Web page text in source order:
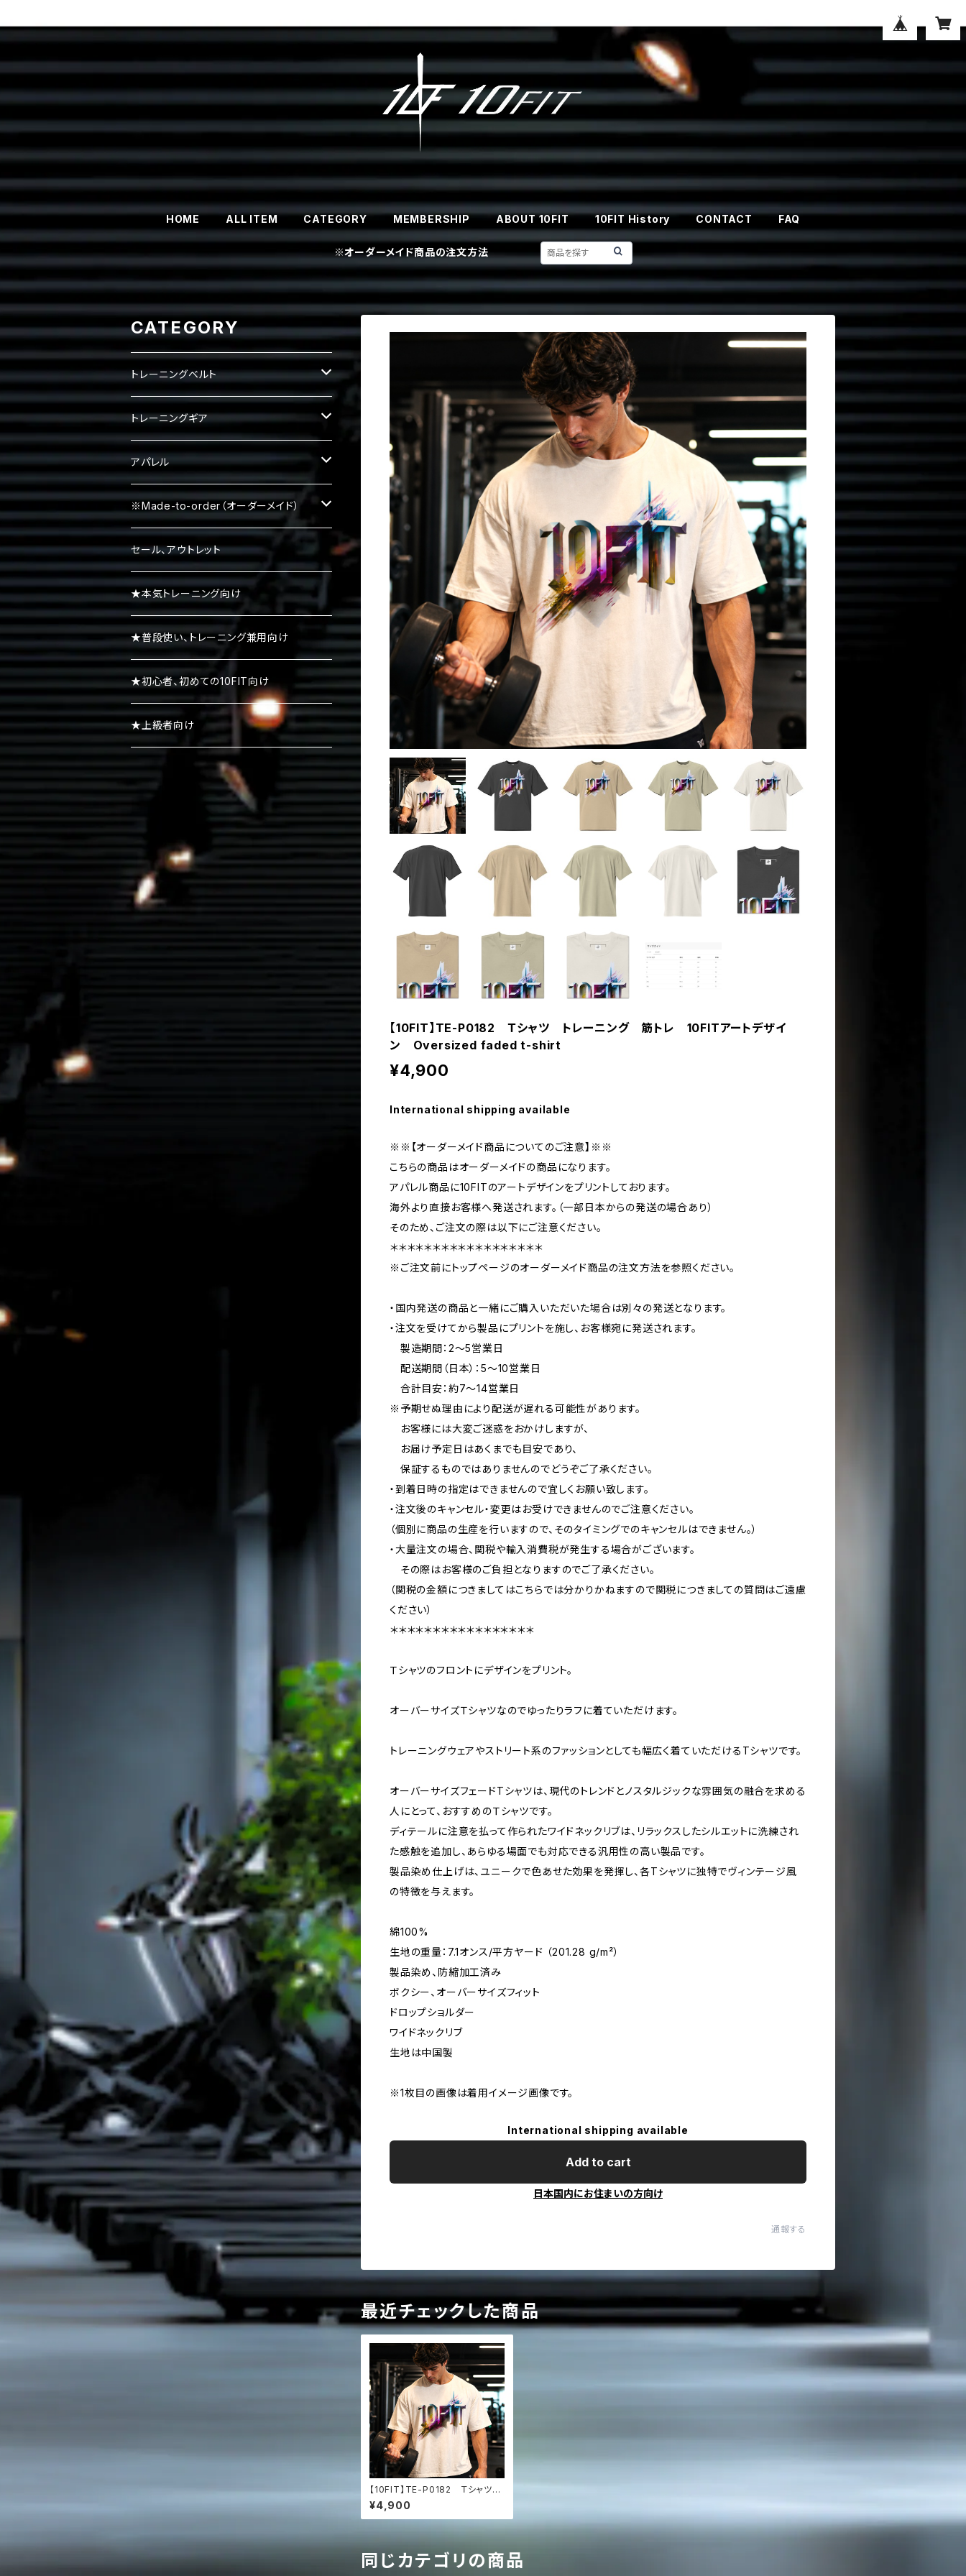
HOME ALL ITEM CATEGORY MEMBERSHIP ABOUT 10FIT 10FIT History CONTACT FAQ
※オーダーメイド商品の注文方法
【10FIT】TE-P0182 Ｔシャツ トレーニング 筋トレ 10FITアートデザイ
ン Oversized faded t-shirt
¥4,900
International shipping available
※※【オーダーメイド商品についてのご注意】※※
こちらの商品はオーダーメイドの商品になります。
アパレル商品に10FITのアートデザインをプリントしております。
海外より直接お客様へ発送されます。（一部日本からの発送の場合あり）
そのため、ご注文の際は以下にご注意ください。
＊＊＊＊＊＊＊＊＊＊＊＊＊＊＊＊＊＊
※ご注文前にトップページのオーダーメイド商品の注文方法を参照ください。
・国内発送の商品と一緒にご購入いただいた場合は別々の発送となります。
・注文を受けてから製品にプリントを施し、お客様宛に発送されます。
製造期間：2〜5営業日
配送期間（日本）：5〜10営業日
合計目安：約7〜14営業日
※予期せぬ理由により配送が遅れる可能性があります。
お客様には大変ご迷惑をおかけしますが、
お届け予定日はあくまでも目安であり、
保証するものではありませんのでどうぞご了承ください。
・到着日時の指定はできませんので宜しくお願い致します。
・注文後のキャンセル・変更はお受けできませんのでご注意ください。
（個別に商品の生産を行いますので、そのタイミングでのキャンセルはできません。）
・大量注文の場合、関税や輸入消費税が発生する場合がございます。
その際はお客様のご負担となりますのでご了承ください。
（関税の金額につきましてはこちらでは分かりかねますので関税につきましての質問はご遠慮
ください）
＊＊＊＊＊＊＊＊＊＊＊＊＊＊＊＊＊
Ｔシャツのフロントにデザインをプリント。
オーバーサイズＴシャツなのでゆったりラフに着ていただけます。
トレーニングウェアやストリート系のファッションとしても幅広く着ていただけるTシャツです。
オーバーサイズフェードTシャツは、現代のトレンドとノスタルジックな雰囲気の融合を求める
人にとって、おすすめのＴシャツです。
ディテールに注意を払って作られたワイドネックリブは、リラックスしたシルエットに洗練され
た感触を追加し、あらゆる場面でも対応できる汎用性の高い製品です。
製品染め仕上げは、ユニークで色あせた効果を発揮し、各Tシャツに独特でヴィンテージ風
の特徴を与えます。
綿100%
生地の重量：7.1オンス/平方ヤード （201.28 g/m²）
製品染め、防縮加工済み
ボクシー、オーバーサイズフィット
ドロップショルダー
ワイドネックリブ
生地は中国製
※1枚目の画像は着用イメージ画像です。
International shipping available
Add to cart
日本国内にお住まいの方向け
通報する
最近チェックした商品
【10FIT】TE-P0182 Ｔシャツ
トレーニング 筋トレ 10FITア
ートデザイン Oversized fade
d t-shirt
¥4,900
同じカテゴリの商品
CATEGORY
トレーニングベルト
レバーベルト
パワーベルト
トレーニングギア
パワーグリップ
エルボースリーブ
ニースリーブ
ニーラップ
リストラップ
リストストラップ
アパレル
タンクトップ
Ｔシャツ
ハーフパンツ
キャップ
※Made-to-order（オーダーメイド）
Tシャツ
タンクトップ
ロンＴ
パーカー
スエット・トレーナー
キャップ・ニット帽
シューズ・スニーカー・サンダル
セール、アウトレット
★本気トレーニング向け
★普段使い、トレーニング兼用向け
★初心者、初めての10FIT向け
★上級者向け